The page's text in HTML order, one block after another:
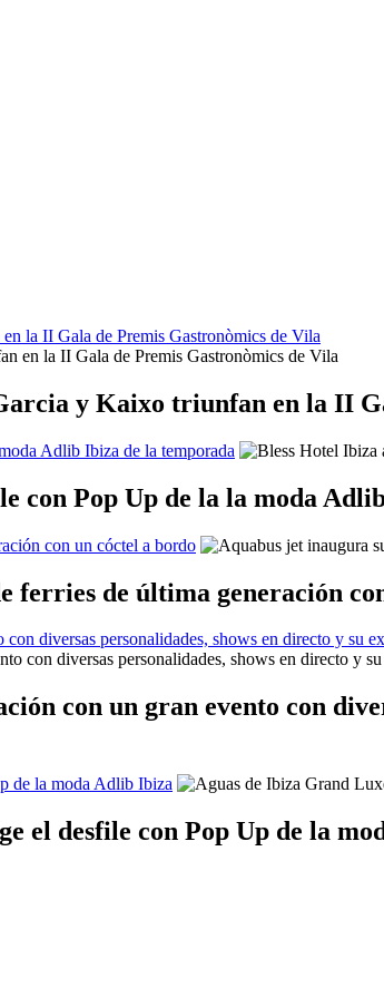
la II Gala de Premis Gastronòmics de Vila
y Kaixo triunfan en la II
Adlib Ibiza de la temporada
con Pop Up de la la moda
con un cóctel a bordo
ferries de última generación
diversas personalidades, shows en directo y su
con un gran evento con
de la moda Adlib Ibiza
el desfile con Pop Up de la